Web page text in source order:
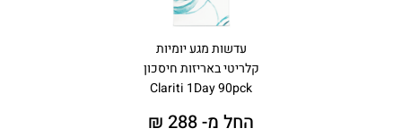
עדשות מגע יומיות
קלריטי באריזות חיסכון
Clariti 1Day 90pck
החל מ- 288 ₪